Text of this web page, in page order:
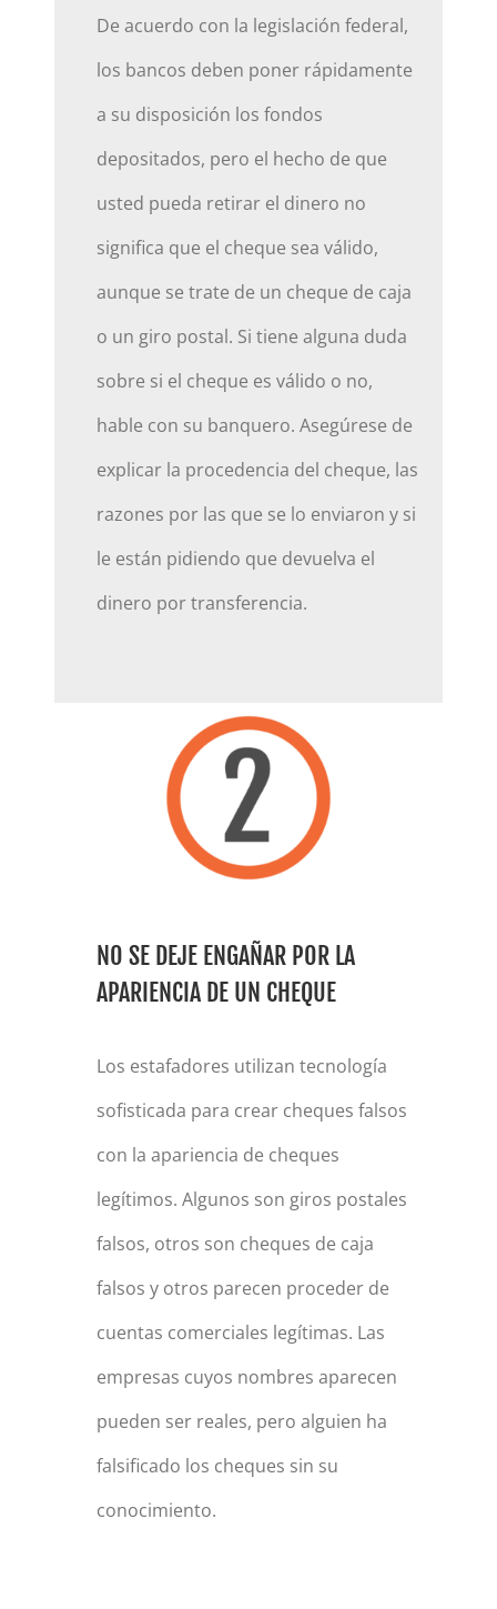
De acuerdo con la legislación federal,
los bancos deben poner rápidamente
a su disposición los fondos
depositados, pero el hecho de que
usted pueda retirar el dinero no
significa que el cheque sea válido,
aunque se trate de un cheque de caja
o un giro postal. Si tiene alguna duda
sobre si el cheque es válido o no,
hable con su banquero. Asegúrese de
explicar la procedencia del cheque, las
razones por las que se lo enviaron y si
le están pidiendo que devuelva el
dinero por transferencia.
NO SE DEJE ENGAÑAR POR LA
APARIENCIA DE UN CHEQUE
Los estafadores utilizan tecnología
sofisticada para crear cheques falsos
con la apariencia de cheques
legítimos. Algunos son giros postales
falsos, otros son cheques de caja
falsos y otros parecen proceder de
cuentas comerciales legítimas. Las
empresas cuyos nombres aparecen
pueden ser reales, pero alguien ha
falsificado los cheques sin su
conocimiento.